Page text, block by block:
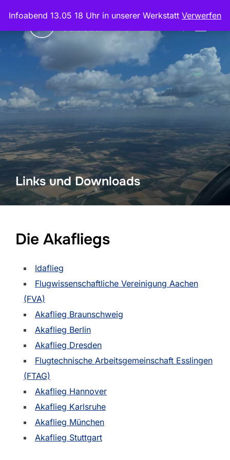
Infoabend 13.05 18 Uhr in unserer Werkstatt Verwerfen
Inhalt
springen
Suchen
Links und Downloads
Die Akafliegs
Idaflieg
Flugwissenschaftliche Vereinigung Aachen
(FVA)
Akaflieg Braunschweig
Akaflieg Berlin
Akaflieg Dresden
Flugtechnische Arbeitsgemeinschaft Esslingen
(FTAG)
Akaflieg Hannover
Akaflieg Karlsruhe
Akaflieg München
Akaflieg Stuttgart